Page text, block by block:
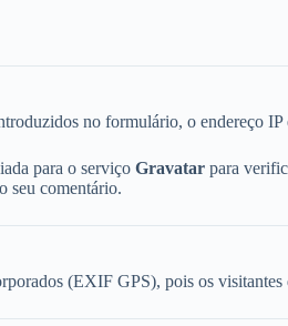
no formulário, o endereço
para o serviço Gravatar para
seu comentário.
(EXIF GPS), pois os